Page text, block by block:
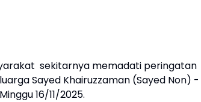
sekitarnya memadati peringatan
Sayed Khairuzzaman (Sayed Non) -
16/11/2025.